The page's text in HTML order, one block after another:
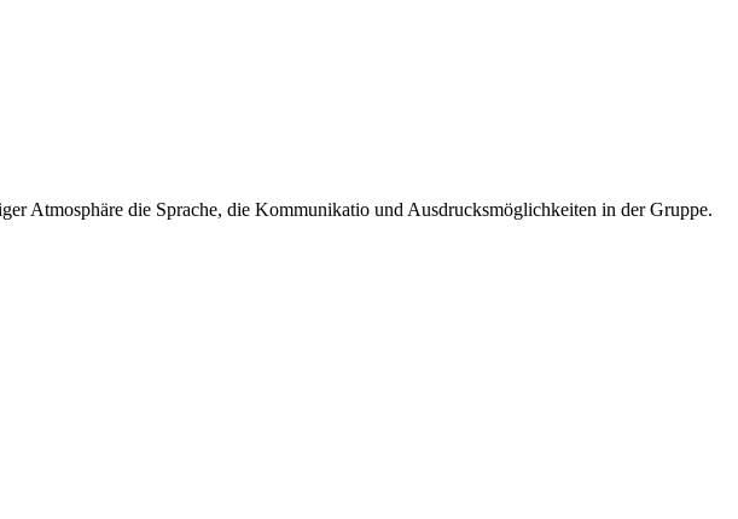
Atmosphäre die Sprache, die Kommunikatio und Ausdrucksmöglichkeiten in der Gruppe.